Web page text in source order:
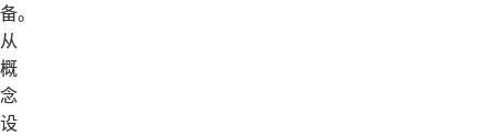
备。
从
概
念
设